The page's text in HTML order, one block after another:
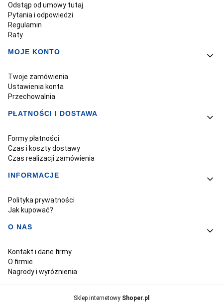
Odstąp od umowy tutaj
Pytania i odpowiedzi
Regulamin
Raty
MOJE KONTO
Twoje zamówienia
Ustawienia konta
Przechowalnia
PŁATNOŚCI I DOSTAWA
Formy płatności
Czas i koszty dostawy
Czas realizacji zamówienia
INFORMACJE
Polityka prywatności
Jak kupować?
O NAS
Kontakt i dane firmy
O firmie
Nagrody i wyróżnienia
Sklep internetowy Shoper.pl